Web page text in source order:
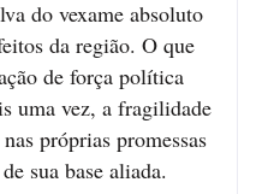
do vexame absoluto
da região. O que
de força política
uma vez, a fragilidade
próprias promessas
sua base aliada.